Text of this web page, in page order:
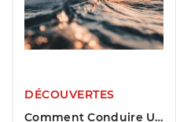
DÉCOUVERTES
Comment Conduire Un